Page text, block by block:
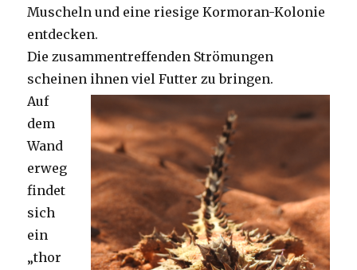
Muscheln und eine riesige Kormoran-Kolonie
entdecken.
Die zusammentreffenden Strömungen
scheinen ihnen viel Futter zu bringen.
Auf
dem
Wand
erweg
findet
sich
ein
„thor